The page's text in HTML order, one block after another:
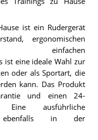
ist ein Rudergerät
ergonomischen
einfachen
ist eine ideale Wahl zur
oder als Sportart, die
kann. Das Produkt
und einen 24-
Eine ausführliche
ebenfalls in der